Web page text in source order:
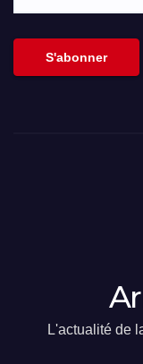
S'abonner
L'actualité de